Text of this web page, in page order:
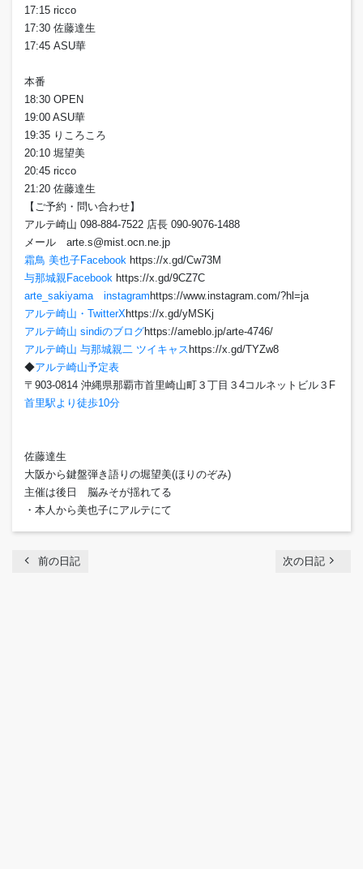
17:15 ricco
17:30 佐藤達生
17:45 ASU華
本番
18:30 OPEN
19:00 ASU華
19:35 りころころ
20:10 堀望美
20:45 ricco
21:20 佐藤達生
【ご予約・問い合わせ】
アルテ崎山 098-884-7522 店長 090-9076-1488
メール arte.s@mist.ocn.ne.jp
霜鳥 美也子Facebook https://x.gd/Cw73M
与那城親Facebook https://x.gd/9CZ7C
arte_sakiyama instagram https://www.instagram.com/?hl=ja
アルテ崎山・TwitterXhttps://x.gd/yMSKj
アルテ崎山 sindiのブログhttps://ameblo.jp/arte-4746/
アルテ崎山 与那城親二 ツイキャス https://x.gd/TYZw8
◆アルテ崎山予定表
〒903-0814 沖縄県那覇市首里崎山町３丁目３4コルネットビル３F
首里駅より徒歩10分
佐藤達生
大阪から鍵盤弾き語りの堀望美(ほりのぞみ)
主催は後日 脳みそが揺れてる
・本人から美也子にアルテにて
chevron_left 前の日記 次の日記 navigate_next